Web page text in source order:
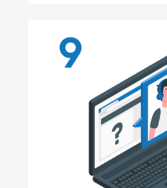
9